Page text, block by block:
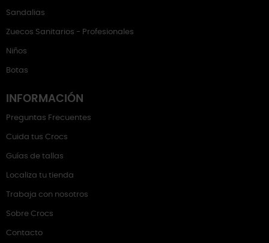
Sandalias
Zuecos Sanitarios - Profesionales
Niños
Botas
INFORMACIÓN
Preguntas Frecuentes
Cuida tus Crocs
Guías de tallas
Localiza tu tienda
Trabaja con nosotros
Sobre Crocs
Contacto